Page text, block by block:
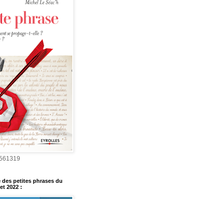
des petites phrases du
2022 :